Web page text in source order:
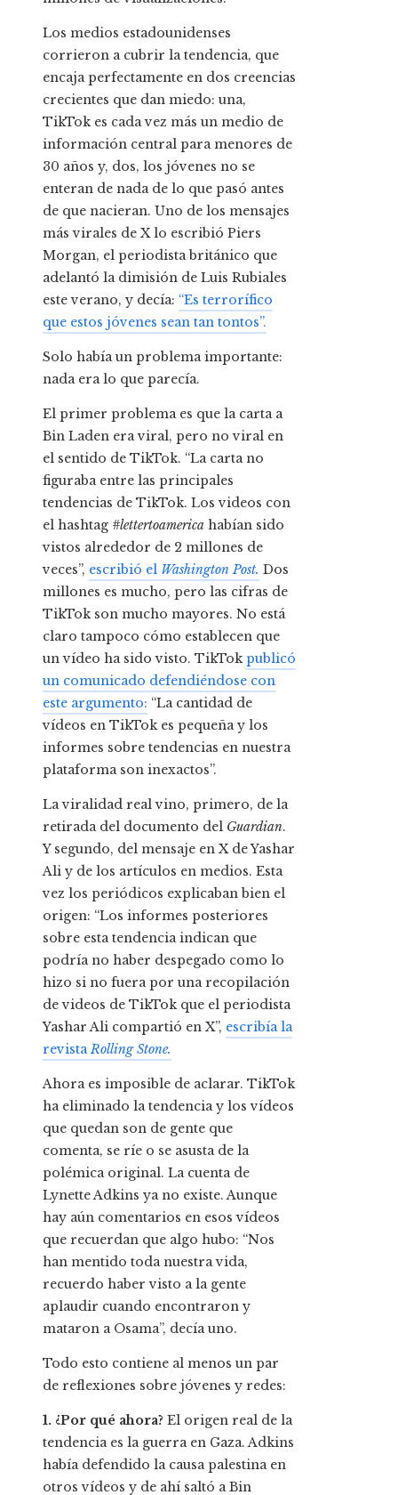
Los medios estadounidenses
corrieron a cubrir la tendencia, que
encaja perfectamente en dos creencias
crecientes que dan miedo: una,
TikTok es cada vez más un medio de
información central para menores de
30 años y, dos, los jóvenes no se
enteran de nada de lo que pasó antes
de que nacieran. Uno de los mensajes
más virales de X lo escribió Piers
Morgan, el periodista británico que
adelantó la dimisión de Luis Rubiales
este verano, y decía: “Es terrorífico
que estos jóvenes sean tan tontos”.
Solo había un problema importante:
nada era lo que parecía.
El primer problema es que la carta a
Bin Laden era viral, pero no viral en
el sentido de TikTok. “La carta no
figuraba entre las principales
tendencias de TikTok. Los videos con
el hashtag #lettertoamerica habían sido
vistos alrededor de 2 millones de
veces”, escribió el Washington Post. Dos
millones es mucho, pero las cifras de
TikTok son mucho mayores. No está
claro tampoco cómo establecen que
un vídeo ha sido visto. TikTokpublicó
un comunicado defendiéndose con
este argumento: “La cantidad de
vídeos en TikTok es pequeña y los
informes sobre tendencias en nuestra
plataforma son inexactos”.
La viralidad real vino, primero, de la
retirada del documento del Guardian.
Y segundo, del mensaje en X de Yashar
Ali y de los artículos en medios. Esta
vez los periódicos explicaban bien el
origen: “Los informes posteriores
sobre esta tendencia indican que
podría no haber despegado como lo
hizo si no fuera por una recopilación
de videos de TikTok que el periodista
Yashar Ali compartió en X”, escribía la
revistaRolling Stone.
Ahora es imposible de aclarar. TikTok
ha eliminado la tendencia y los vídeos
que quedan son de gente que
comenta, se ríe o se asusta de la
polémica original. La cuenta de
Lynette Adkins ya no existe. Aunque
hay aún comentarios en esos vídeos
que recuerdan que algo hubo: “Nos
han mentido toda nuestra vida,
recuerdo haber visto a la gente
aplaudir cuando encontraron y
mataron a Osama”, decía uno.
Todo esto contiene al menos un par
de reflexiones sobre jóvenes y redes:
1. ¿Por qué ahora? El origen real de la
tendencia es la guerra en Gaza. Adkins
había defendido la causa palestina en
otros vídeos y de ahí saltó a Bin